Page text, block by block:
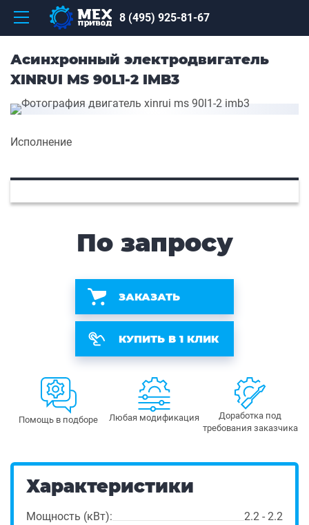
8 (495) 925-81-67
Асинхронный электродвигатель
XINRUI MS 90L1-2 IMB3
Исполнение
По запросу
ЗАКАЗАТЬ
КУПИТЬ В 1 КЛИК
Помощь в подборе Любая модификация
Доработка под
требования заказчика
Характеристики
Мощность (кВт): 2.2 - 2.2